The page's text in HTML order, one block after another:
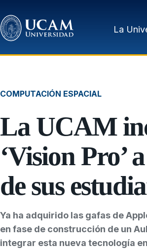
La
COMPUTACIÓN ESPACIAL
La UCAM
‘Vision Pro’
de sus
Ya ha adquirido las gafas de
en fase de construcción de un
integrar esta nueva tecnología